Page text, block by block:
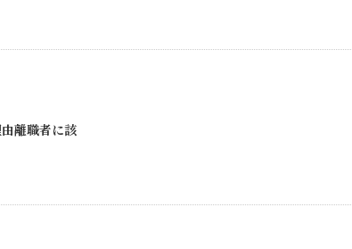
離職者に該